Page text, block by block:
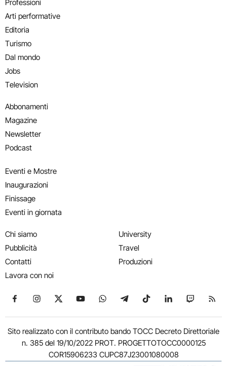
Professioni
Arti performative
Editoria
Turismo
Dal mondo
Jobs
Television
Abbonamenti
Magazine
Newsletter
Podcast
Eventi e Mostre
Inaugurazioni
Finissage
Eventi in giornata
Chi siamo
Pubblicità
Contatti
Lavora con noi
University
Travel
Produzioni
Seguici su Facebook
Seguici su Instagram
Seguici su X
Seguici su YouTube
Seguici su WhatsApp
Seguici su Telegram
Seguici su TikTok
Seguici su
Seguici
Sito realizzato con il contributo bando TOCC Decreto Direttoriale
n. 385 del 19/10/2022 PROT. PROGETTOTOCC0000125
COR15906233 CUPC87J23001080008